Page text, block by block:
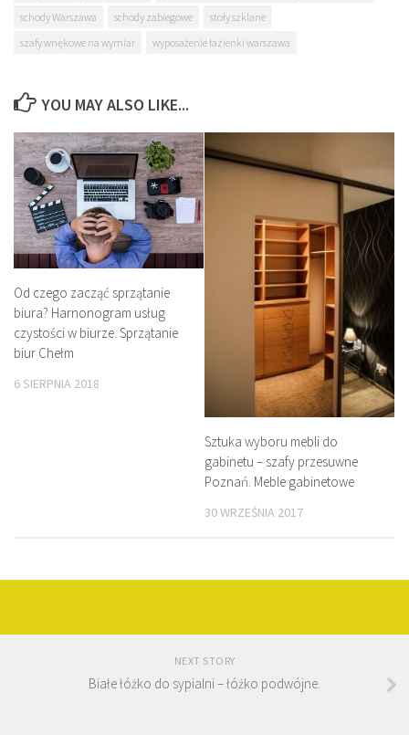
schody Warszawa
schody zabiegowe
stoły szklane
szafy wnękowe na wymiar
wyposażenie łazienki warszawa
YOU MAY ALSO LIKE...
Od czego zacząć sprzątanie
biura? Harnonogram usług
czystości w biurze. Sprzątanie
biur Chełm
6 SIERPNIA 2018
Sztuka wyboru mebli do
gabinetu – szafy przesuwne
Poznań. Meble gabinetowe
30 WRZEŚNIA 2017
NEXT STORY
Białe łóżko do sypialni – łóżko podwójne.